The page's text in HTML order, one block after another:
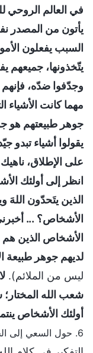
في العالم الروحي
يأتون من المصدر
السبب يفعلون
يتّخذونها، جميعهم
وجدّفوا ضدّه،
مهما كانت الأشياء
جوهر طبيعتهم هو
يقولوا أشياء تبدو
على الإطلاق،
انظر إلى أولئك
الذين يتَحدّون اللهَ
الأشخاص؟ ...
الأشخاص الذين هم
لديهم جوهر طبيعة
ليس من الملائم).
شعب الله المختار؛
أولئك الأشخاص
6. حول السعي إلى الحق. كيفية السعي إلى الحق (4)]